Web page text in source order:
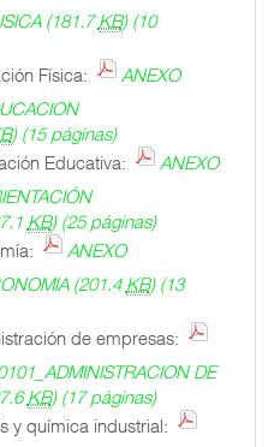
(181.7KB)(10
Física:
ANEXO
)(15 páginas)
Educativa:
ANEXO
KB)(25 páginas)
ANEXO
(201.4 KB)(13
de empresas:
DE
KB)(17 páginas)
y química industrial: